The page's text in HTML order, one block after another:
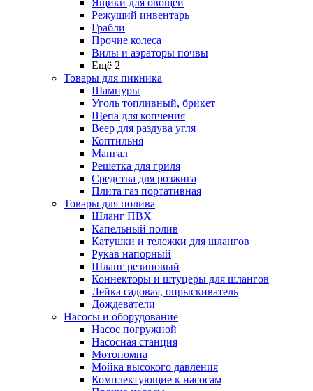
Ящики для овощей
Режущий инвентарь
Грабли
Прочие колеса
Вилы и аэраторы почвы
Ещё 2
Товары для пикника
Шампуры
Уголь топливный, брикет
Щепа для копчения
Веер для раздува угля
Коптильня
Мангал
Решетка для гриля
Средства для розжига
Плита газ портативная
Товары для полива
Шланг ПВХ
Капельный полив
Катушки и тележки для шлангов
Рукав напорный
Шланг резиновый
Коннекторы и штуцеры для шлангов
Лейка садовая, опрыскиватель
Дождеватели
Насосы и оборудование
Насос погружной
Насосная станция
Мотопомпа
Мойка высокого давления
Комплектующие к насосам